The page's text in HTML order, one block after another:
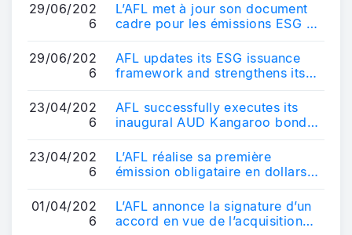
29/06/202
6
L’AFL met à jour son document
cadre pour les émissions ESG et
le ...
29/06/202
6
AFL updates its ESG issuance
framework and strengthens its
bond ma...
23/04/202
6
AFL successfully executes its
inaugural AUD Kangaroo bond
10-year b...
23/04/202
6
L’AFL réalise sa première
émission obligataire en dollars
référe...
01/04/202
6
L’AFL annonce la signature d’un
accord en vue de l’acquisition